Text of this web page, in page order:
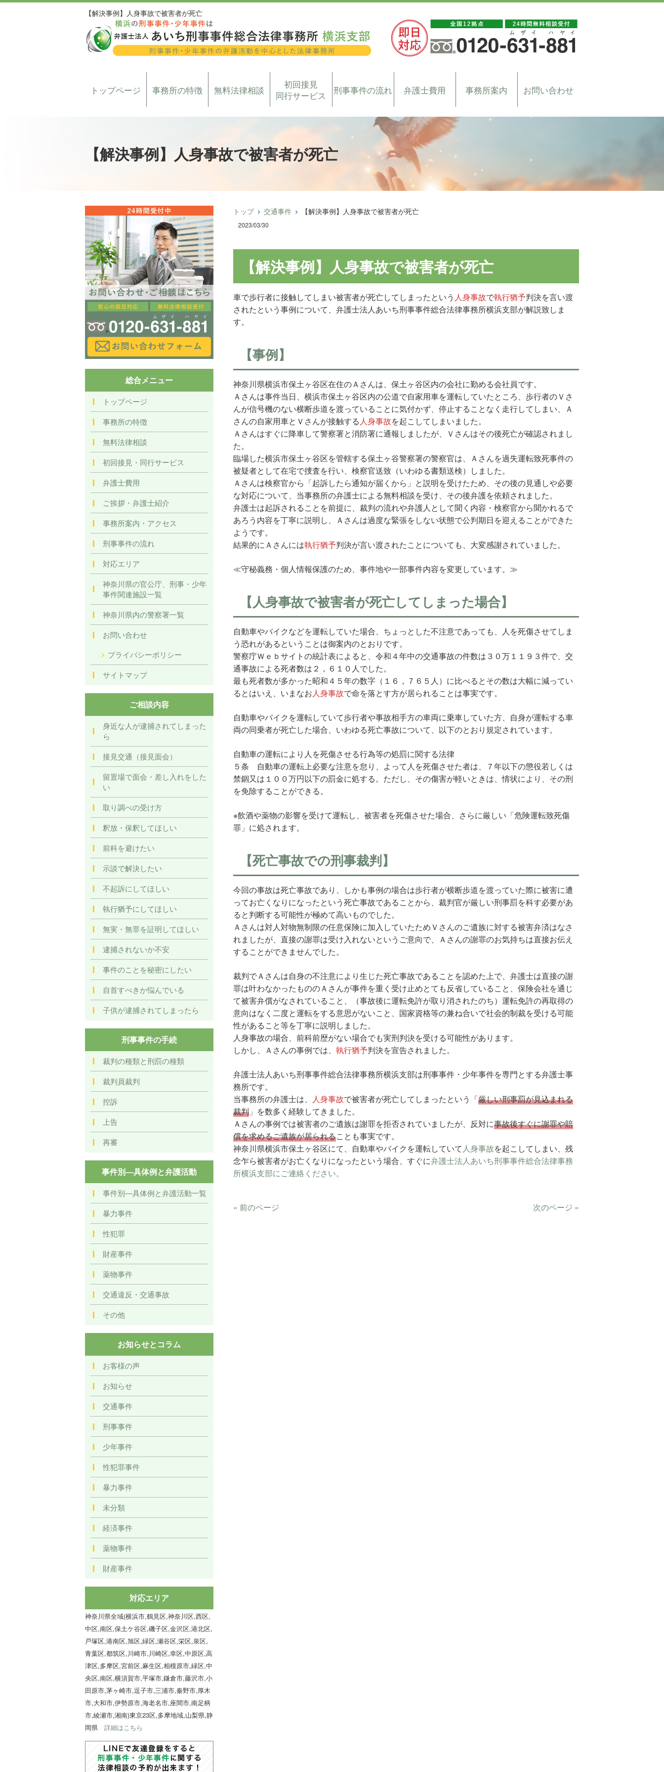
【解決事例】人身事故で被害者が死亡
トップページ 事務所の特徴 無料法律相談
初回接見
同行サービス
刑事事件の流れ 弁護士費用 事務所案内 お問い合わせ
【解決事例】人身事故で被害者が死亡
トップ 交通事件 【解決事例】人身事故で被害者が死亡
2023/03/30
【解決事例】人身事故で被害者が死亡
車で歩行者に接触してしまい被害者が死亡してしまったという 人身事故で執行猶予判決を言い渡
されたという事例について、弁護士法人あいち刑事事件総合法律事務所横浜支部が解説致しま
す。
【事例】
神奈川県横浜市保土ヶ谷区在住のＡさんは、保土ヶ谷区内の会社に勤める会社員です。
Ａさんは事件当日、横浜市保土ヶ谷区内の公道で自家用車を運転していたところ、歩行者のＶさ
んが信号機のない横断歩道を渡っていることに気付かず、停止することなく走行してしまい、Ａ
さんの自家用車とＶさんが接触する人身事故を起こしてしまいました。
Ａさんはすぐに降車して警察署と消防署に通報しましたが、Ｖさんはその後死亡が確認されまし
た。
臨場した横浜市保土ヶ谷区を管轄する保土ヶ谷警察署の警察官は、Ａさんを過失運転致死事件の
被疑者として在宅で捜査を行い、検察官送致（いわゆる書類送検）しました。
Ａさんは検察官から「起訴したら通知が届くから」と説明を受けたため、その後の見通しや必要
な対応について、当事務所の弁護士による無料相談を受け、その後弁護を依頼されました。
弁護士は起訴されることを前提に、裁判の流れや弁護人として聞く内容・検察官から聞かれるで
あろう内容を丁寧に説明し、Ａさんは過度な緊張をしない状態で公判期日を迎えることができた
ようです。
結果的にＡさんには執行猶予判決が言い渡されたことについても、大変感謝されていました。
≪守秘義務・個人情報保護のため、事件地や一部事件内容を変更しています。≫
【人身事故で被害者が死亡してしまった場合】
自動車やバイクなどを運転していた場合、ちょっとした不注意であっても、人を死傷させてしま
う恐れがあるということは御案内のとおりです。
警察庁Ｗｅｂサイトの統計表によると、令和４年中の交通事故の件数は３０万１１９３件で、交
通事故による死者数は２，６１０人でした。
最も死者数が多かった昭和４５年の数字（１６，７６５人）に比べるとその数は大幅に減ってい
るとはいえ、いまなお人身事故で命を落とす方が居られることは事実です。
自動車やバイクを運転していて歩行者や事故相手方の車両に乗車していた方、自身が運転する車
両の同乗者が死亡した場合、いわゆる死亡事故について、以下のとおり規定されています。
自動車の運転により人を死傷させる行為等の処罰に関する法律
５条 自動車の運転上必要な注意を怠り、よって人を死傷させた者は、７年以下の懲役若しくは
禁錮又は１００万円以下の罰金に処する。ただし、その傷害が軽いときは、情状により、その刑
を免除することができる。
※飲酒や薬物の影響を受けて運転し、被害者を死傷させた場合、さらに厳しい「危険運転致死傷
罪」に処されます。
【死亡事故での刑事裁判】
今回の事故は死亡事故であり、しかも事例の場合は歩行者が横断歩道を渡っていた際に被害に遭
ってお亡くなりになったという死亡事故であることから、裁判官が厳しい刑事罰を科す必要があ
ると判断する可能性が極めて高いものでした。
Ａさんは対人対物無制限の任意保険に加入していたためＶさんのご遺族に対する被害弁済はなさ
れましたが、直接の謝罪は受け入れないというご意向で、Ａさんの謝罪のお気持ちは直接お伝え
することができませんでした。
裁判でＡさんは自身の不注意により生じた死亡事故であることを認めた上で、弁護士は直接の謝
罪は叶わなかったもののＡさんが事件を重く受け止めとても反省していること、保険会社を通じ
て被害弁償がなされていること、（事故後に運転免許が取り消されたのち）運転免許の再取得の
意向はなく二度と運転をする意思がないこと、国家資格等の兼ね合いで社会的制裁を受ける可能
性があること等を丁寧に説明しました。
人身事故の場合、前科前歴がない場合でも実刑判決を受ける可能性があります。
しかし、Ａさんの事例では、 執行猶予判決を宣告されました。
弁護士法人あいち刑事事件総合法律事務所横浜支部は刑事事件・少年事件を専門とする弁護士事
務所です。
当事務所の弁護士は、 人身事故で被害者が死亡してしまったという「厳しい刑事罰が見込まれる
裁判 」を数多く経験してきました。
Ａさんの事例では被害者のご遺族は謝罪を拒否されていましたが、反対に事故後すぐに謝罪や賠
償を求めるご遺族が居られることも事実です。
神奈川県横浜市保土ヶ谷区にて、自動車やバイクを運転していて 人身事故を起こしてしまい、残
念乍ら被害者がお亡くなりになったという場合、すぐに弁護士法人あいち刑事事件総合法律事務
所横浜支部にご連絡ください。
« 前のページ 次のページ »
総合メニュー
トップページ
事務所の特徴
無料法律相談
初回接見・同行サービス
弁護士費用
ご挨拶・弁護士紹介
事務所案内・アクセス
刑事事件の流れ
対応エリア
神奈川県の官公庁、刑事・少年
事件関連施設一覧
神奈川県内の警察署一覧
お問い合わせ
プライバシーポリシー
サイトマップ
ご相談内容
身近な人が逮捕されてしまった
ら
接見交通（接見面会）
留置場で面会・差し入れをした
い
取り調べの受け方
釈放・保釈してほしい
前科を避けたい
示談で解決したい
不起訴にしてほしい
執行猶予にしてほしい
無実・無罪を証明してほしい
逮捕されないか不安
事件のことを秘密にしたい
自首すべきか悩んでいる
子供が逮捕されてしまったら
刑事事件の手続
裁判の種類と刑罰の種類
裁判員裁判
控訴
上告
再審
事件別―具体例と弁護活動
事件別―具体例と弁護活動一覧
暴力事件
性犯罪
財産事件
薬物事件
交通違反・交通事故
その他
お知らせとコラム
お客様の声
お知らせ
交通事件
刑事事件
少年事件
性犯罪事件
暴力事件
未分類
経済事件
薬物事件
財産事件
対応エリア
神奈川県全域(横浜市,鶴見区,神奈川区,西区,
中区,南区,保土ケ谷区,磯子区,金沢区,港北区,
戸塚区,港南区,旭区,緑区,瀬谷区,栄区,泉区,
青葉区,都筑区,川崎市,川崎区,幸区,中原区,高
津区,多摩区,宮前区,麻生区,相模原市,緑区,中
央区,南区,横須賀市,平塚市,鎌倉市,藤沢市,小
田原市,茅ヶ崎市,逗子市,三浦市,秦野市,厚木
市,大和市,伊勢原市,海老名市,座間市,南足柄
市,綾瀬市,湘南)東京23区,多摩地域,山梨県,静
岡県 詳細はこちら